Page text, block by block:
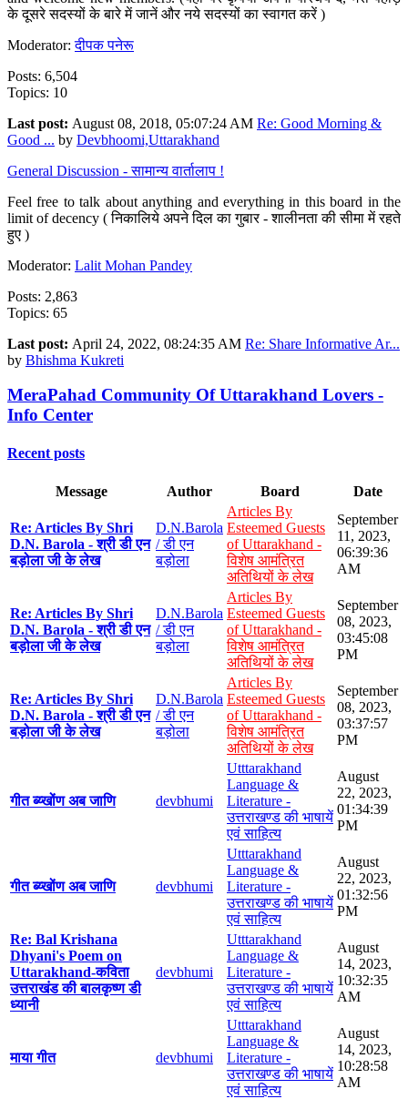
के दूसरे सदस्यों के बारे में जानें और नये सदस्यों का स्वागत करें )
Moderator:दीपक पनेरू
Posts: 6,504
Topics: 10
Last post: August 08, 2018, 05:07:24 AM Re: Good Morning &
Good ... by Devbhoomi,Uttarakhand
General Discussion - सामान्य वार्तालाप !
Feel free to talk about anything and everything in this board in the
limit of decency ( निकालिये अपने दिल का गुबार - शालीनता की सीमा में रहते
हुए )
Moderator: Lalit Mohan Pandey
Posts: 2,863
Topics: 65
Last post: April 24, 2022, 08:24:35 AM Re: Share Informative Ar...
by Bhishma Kukreti
MeraPahad Community Of Uttarakhand Lovers -
Info Center
Recent posts
Message Author Board Date
Re: Articles By Shri
D.N. Barola - श्री डी एन
बड़ोला जी के लेख
D.N.Barola
/ डी एन
बड़ोला
Articles By
Esteemed Guests
of Uttarakhand -
विशेष आमंत्रित
अतिथियों के लेख
September
11, 2023,
06:39:36
AM
Re: Articles By Shri
D.N. Barola - श्री डी एन
बड़ोला जी के लेख
D.N.Barola
/ डी एन
बड़ोला
Articles By
Esteemed Guests
of Uttarakhand -
विशेष आमंत्रित
अतिथियों के लेख
September
08, 2023,
03:45:08
PM
Re: Articles By Shri
D.N. Barola - श्री डी एन
बड़ोला जी के लेख
D.N.Barola
/ डी एन
बड़ोला
Articles By
Esteemed Guests
of Uttarakhand -
विशेष आमंत्रित
अतिथियों के लेख
September
08, 2023,
03:37:57
PM
गीत ब्य्खोंण अब जाणि devbhumi
Utttarakhand
Language &
Literature -
उत्तराखण्ड की भाषायें
एवं साहित्य
August
22, 2023,
01:34:39
PM
गीत ब्य्खोंण अब जाणि devbhumi
Utttarakhand
Language &
Literature -
उत्तराखण्ड की भाषायें
एवं साहित्य
August
22, 2023,
01:32:56
PM
Re: Bal Krishana
Dhyani's Poem on
Uttarakhand-कविता
उत्तराखंड की बालकृष्ण डी
ध्यानी
devbhumi
Utttarakhand
Language &
Literature -
उत्तराखण्ड की भाषायें
एवं साहित्य
August
14, 2023,
10:32:35
AM
माया गीत devbhumi
Utttarakhand
Language &
Literature -
उत्तराखण्ड की भाषायें
एवं साहित्य
August
14, 2023,
10:28:58
AM